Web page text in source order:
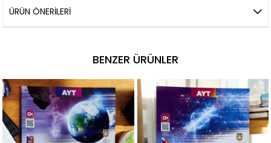
ÜRÜN ÖNERILERI
BENZER ÜRÜNLER